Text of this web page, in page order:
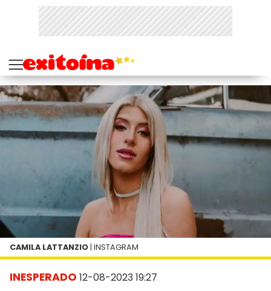
INESPERADO 12-08-2023 19:27
CAMILA LATTANZIO | INSTAGRAM